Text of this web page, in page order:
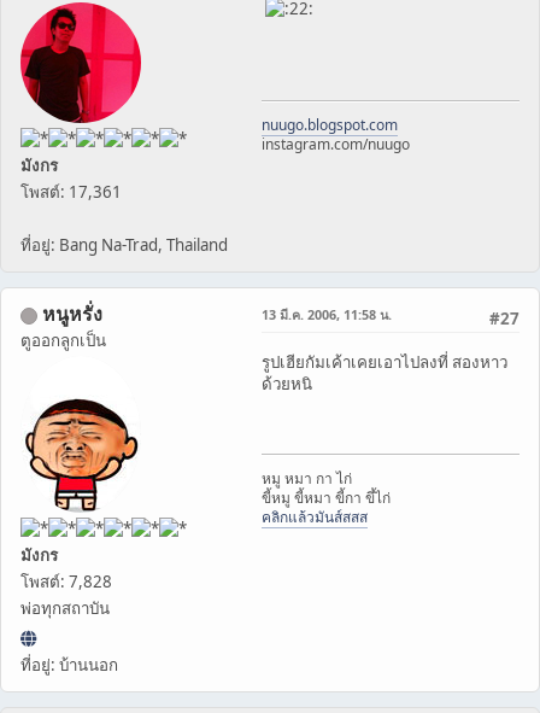
มังกร
โพสต์: 17,361
ที่อยู่: Bang Na-Trad, Thailand
nuugo.blogspot.com
instagram.com/nuugo
หนูหรั่ง
ตูออกลูกเป็น
มังกร
โพสต์: 7,828
พ่อทุกสถาบัน
ที่อยู่: บ้านนอก
#27
13 มี.ค. 2006, 11:58 น.
รูปเฮียกัมเค้าเคยเอาไปลงที่ สองหาว
ด้วยหนิ
หมู หมา กา ไก่
ขี้หมู ขี้หมา ขี้กา ขึ้ไก่
คลิกแล้วมันส์สสส